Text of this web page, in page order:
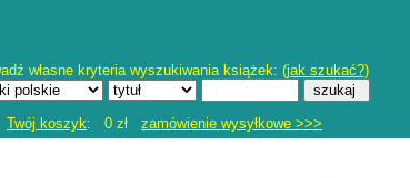
własne kryteria wyszukiwania książek: (jak szukać?)
Twój koszyk: 0 zł zamówienie wysyłkowe >>>